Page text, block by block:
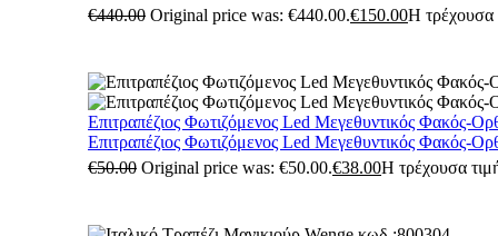
€440.00 Original price was: €440.00.€150.00Η τρέχουσα
Επιτραπέζιος Φωτιζόμενος Led Μεγεθυντικός Φακός-
Επιτραπέζιος Φωτιζόμενος Led Μεγεθυντικός Φακός-
€50.00 Original price was: €50.00.€38.00Η τρέχουσα